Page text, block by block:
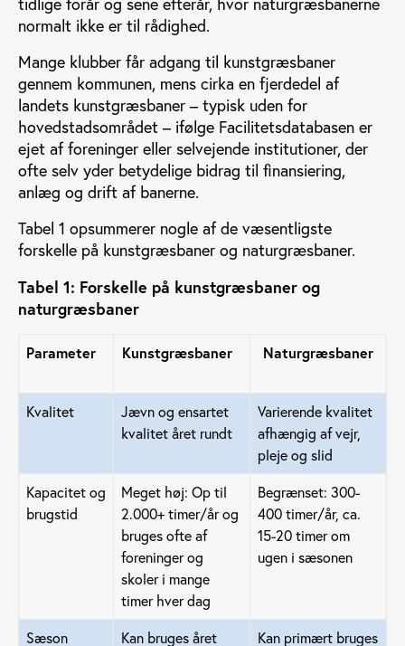
normalt ikke er til rådighed.
Mange klubber får adgang til kunstgræsbaner
gennem kommunen, mens cirka en fjerdedel af
landets kunstgræsbaner – typisk uden for
hovedstadsområdet – ifølge Facilitetsdatabasen er
ejet af foreninger eller selvejende institutioner, der
ofte selv yder betydelige bidrag til finansiering,
anlæg og drift af banerne.
Tabel 1 opsummerer nogle af de væsentligste
forskelle på kunstgræsbaner og naturgræsbaner.
Tabel 1: Forskelle på kunstgræsbaner og
naturgræsbaner
Parameter Kunstgræsbaner Naturgræsbaner
Kvalitet
Jævn og ensartet
kvalitet året rundt
Varierende kvalitet
afhængig af vejr,
pleje og slid
Kapacitet og
brugstid
Meget høj: Op til
2.000+ timer/år og
bruges ofte af
foreninger og
skoler i mange
timer hver dag
Begrænset: 300-
400 timer/år, ca.
15-20 timer om
ugen i sæsonen
Sæson
Kan bruges året
Kan primært bruges